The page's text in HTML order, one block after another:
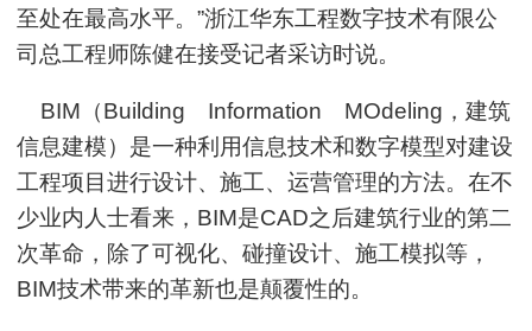
至处在最高水平。”浙江华东工程数字技术有限公
司总工程师陈健在接受记者采访时说。
BIM（Building Information MOdeling，建筑
信息建模）是一种利用信息技术和数字模型对建设
工程项目进行设计、施工、运营管理的方法。在不
少业内人士看来，BIM是CAD之后建筑行业的第二
次革命，除了可视化、碰撞设计、施工模拟等，
BIM技术带来的革新也是颠覆性的。